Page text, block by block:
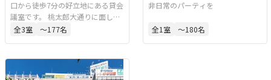
口から徒歩7分の好立地にある貸会
議室です。 桃太郎大通りに面して
おり、初めての方でも迷わずアク
ミナー、説明会、試験案件、面接
会場等の様々な用途に対応してい
全3室 〜177名
非日常のパーティを
全1 室 〜180名